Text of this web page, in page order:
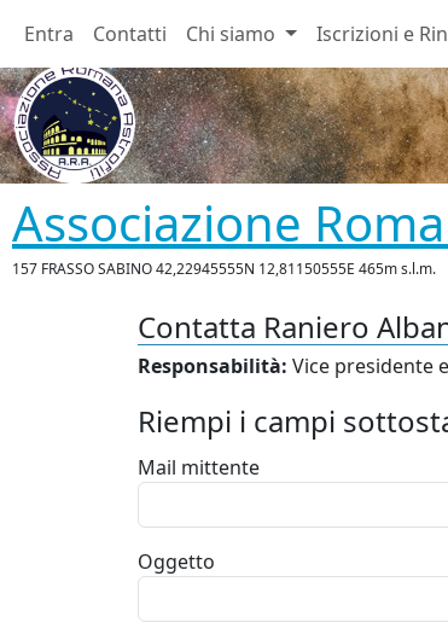
Entra Contatti Chi siamo Iscrizioni e
Associazione
157 FRASSO SABINO 42,22945555N 12,81150555E 465m s.l.m.
Contatta Raniero
Responsabilità: Vice presidente
Riempi i campi
Mail mittente
Oggetto